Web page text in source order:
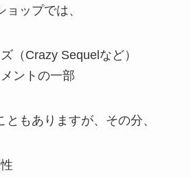
ップでは、
（Crazy Sequelなど）
ントの一部
もありますが、その分、